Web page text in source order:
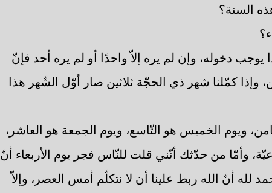
السنة؟
يوجب دخوله، وإن لم يره إلاّ واحدًا أو لم يره أحد فإنّ
وإذا كمّلنا شهر ذي الحجّة ثلاثين صار أوّل الشّهر هذا
ويوم الخميس هو التّاسع، ويوم الجمعة هو العاشر،
وأمّا من حدّثك أنّني قلت للنّاس فجر يوم الأربعاء أنّ
لله أنّ الله ربط علينا أن لا نتكلّم أمس العصر، وإلاّ